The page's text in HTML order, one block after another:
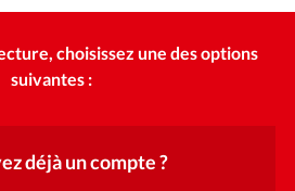
choisissez une des options
suivantes :
déjà un compte ?